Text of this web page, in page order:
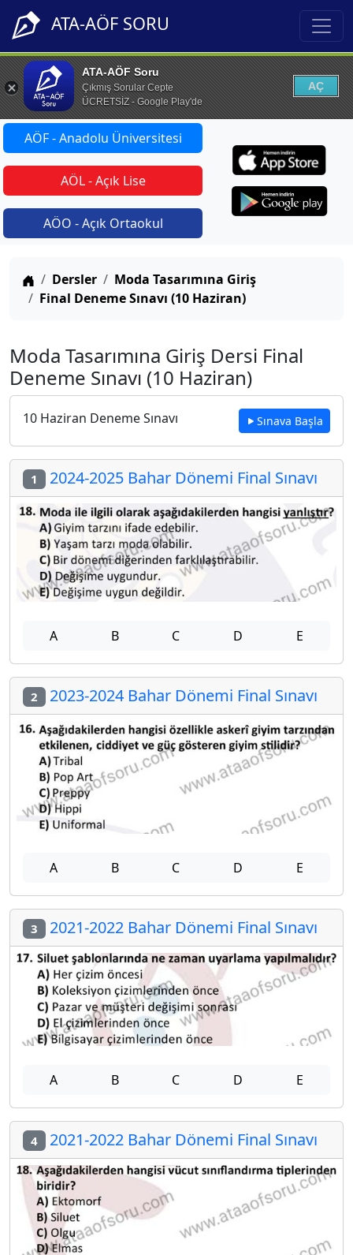
ATA-AÖF SORU
ATA-AÖF Soru
Çıkmış Sorular Cepte
ÜCRETSİZ - Google Play'de
AÇ
AÖF - Anadolu Üniversitesi
AÖL - Açık Lise
AÖO - Açık Ortaokul
Anasayfa
Dersler
Moda Tasarımına Giriş
Final Deneme Sınavı (10 Haziran)
Moda Tasarımına Giriş Dersi Final
Deneme Sınavı (10 Haziran)
10 Haziran Deneme Sınavı Sınava Başla
1 2024-2025 Bahar Dönemi Final Sınavı
A B C D E
2 2023-2024 Bahar Dönemi Final Sınavı
A B C D E
3 2021-2022 Bahar Dönemi Final Sınavı
A B C D E
4 2021-2022 Bahar Dönemi Final Sınavı